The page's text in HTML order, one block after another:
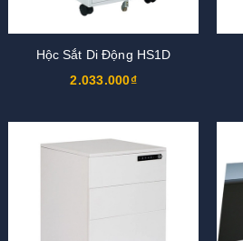
Hộc Sắt Di Động HS1D
2.033.000₫